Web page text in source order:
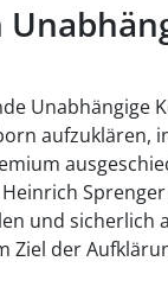
und
der